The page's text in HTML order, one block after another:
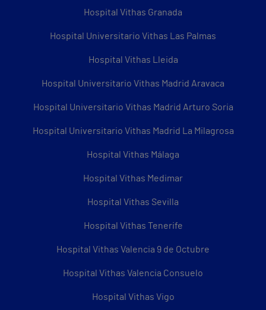
Hospital Vithas Granada
Hospital Universitario Vithas Las Palmas
Hospital Vithas Lleida
Hospital Universitario Vithas Madrid Aravaca
Hospital Universitario Vithas Madrid Arturo Soria
Hospital Universitario Vithas Madrid La Milagrosa
Hospital Vithas Málaga
Hospital Vithas Medimar
Hospital Vithas Sevilla
Hospital Vithas Tenerife
Hospital Vithas Valencia 9 de Octubre
Hospital Vithas Valencia Consuelo
Hospital Vithas Vigo